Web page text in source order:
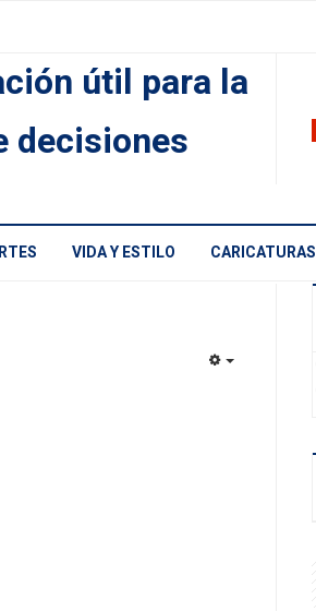
útil para la
decisiones
VIDA Y ESTILO CARICATURAS